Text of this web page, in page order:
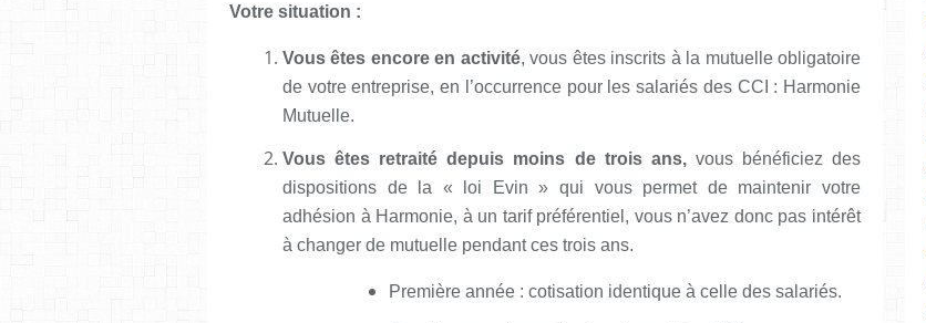
Votre situation :
Vous êtes encore en activité, vous êtes inscrits à la mutuelle obligatoire
de votre entreprise, en l’occurrence pour les salariés des CCI : Harmonie
Mutuelle.
Vous êtes retraité depuis moins de trois ans,vous bénéficiez des
dispositions de la « loi Evin » qui vous permet de maintenir votre
adhésion à Harmonie, à un tarif préférentiel, vous n’avez donc pas intérêt
à changer de mutuelle pendant ces trois ans.
Première année : cotisation identique à celle des salariés.